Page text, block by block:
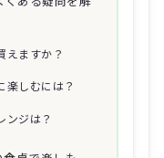
えますか？
楽しむには？
ンジは？